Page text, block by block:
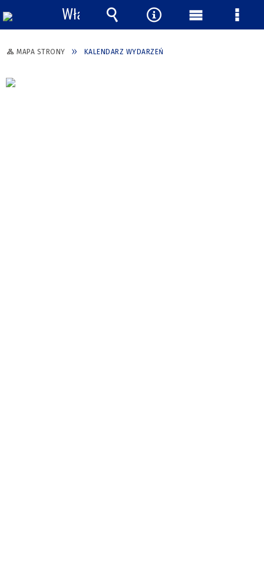
MAPA STRONY KALENDARZ WYDARZEŃ
Włącz
powiadomienia
Wyszukiwarka
Narzędzia
Menu Menu